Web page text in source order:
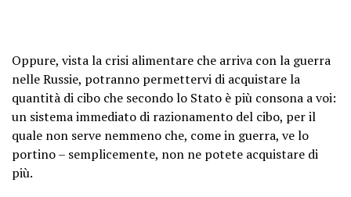
Oppure, vista la crisi alimentare che arriva con la guerra
nelle Russie, potranno permettervi di acquistare la
quantità di cibo che secondo lo Stato è più consona a voi:
un sistema immediato di razionamento del cibo, per il
quale non serve nemmeno che, come in guerra, ve lo
portino – semplicemente, non ne potete acquistare di
più.